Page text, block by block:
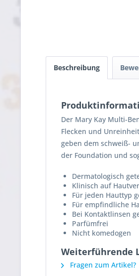
Beschreibung
Der Mary Kay Multi-
Flecken und
geben dem schweiß-
der Foundation und
Dermatologisch
Klinisch auf
Für jeden Hauttyp
Für empfindliche
Bei Kontaktlinsen
Parfümfrei
Nicht komedogen
Weiterführende
Fragen zum Artikel?